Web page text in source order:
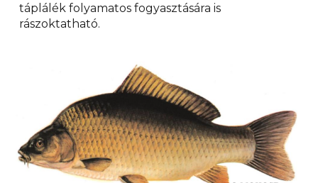
táplálék folyamatos fogyasztására is
rászoktatható.